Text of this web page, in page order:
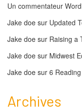
Un commentateur
Jake doe sur Updated
Jake doe sur Raising a
Jake doe sur Midwest
Jake doe sur 6
Archives